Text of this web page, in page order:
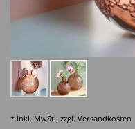
* inkl. MwSt., zzgl. Versandkosten